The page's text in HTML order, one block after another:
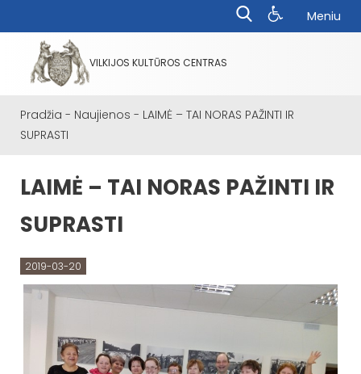
Meniu
VILKIJOS KULTŪROS CENTRAS
Pradžia - Naujienos - LAIMĖ – TAI NORAS PAŽINTI IR
SUPRASTI
LAIMĖ – TAI NORAS PAŽINTI IR
SUPRASTI
2019-03-20